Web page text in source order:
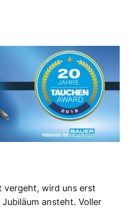
vergeht, wird uns erst
ansteht. Voller